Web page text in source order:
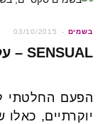
בשמים 03/10/2015
SENSUAL – על בשמים חושניים ויוקרתיים
הפעם החלטתי
יוקרתיים,